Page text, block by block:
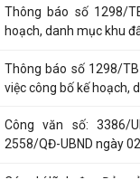
TIẾN ĐỘ ĐO ĐẠC, LẬP
Lễ chào cờ tháng 8/
Thông báo số 1298/
hoạch, danh mục khu
Thông báo số 1298/